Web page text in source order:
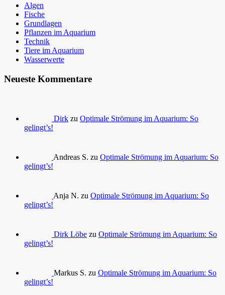
Algen
Fische
Grundlagen
Pflanzen im Aquarium
Technik
Tiere im Aquarium
Wasserwerte
Neueste Kommentare
Dirk zu Optimale Strömung im Aquarium: So
gelingt’s!
Andreas S. zu Optimale Strömung im Aquarium: So
gelingt’s!
Anja N. zu Optimale Strömung im Aquarium: So
gelingt’s!
Dirk Löbe zu Optimale Strömung im Aquarium: So
gelingt’s!
Markus S. zu Optimale Strömung im Aquarium: So
gelingt’s!